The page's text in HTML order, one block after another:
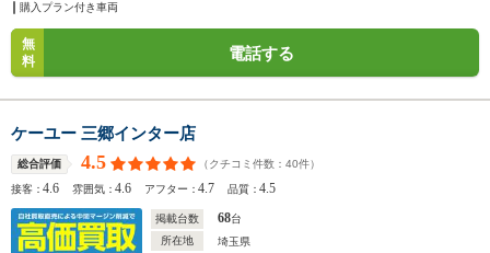
購入プラン付き車両
無
料
電話する
ケーユー 三郷インター店
総合評価 4.5 （クチコミ件数： 40件）
接客：4.6 雰囲気：4.6 アフター：4.7 品質：4.5
掲載台数 68台
所在地
埼玉県